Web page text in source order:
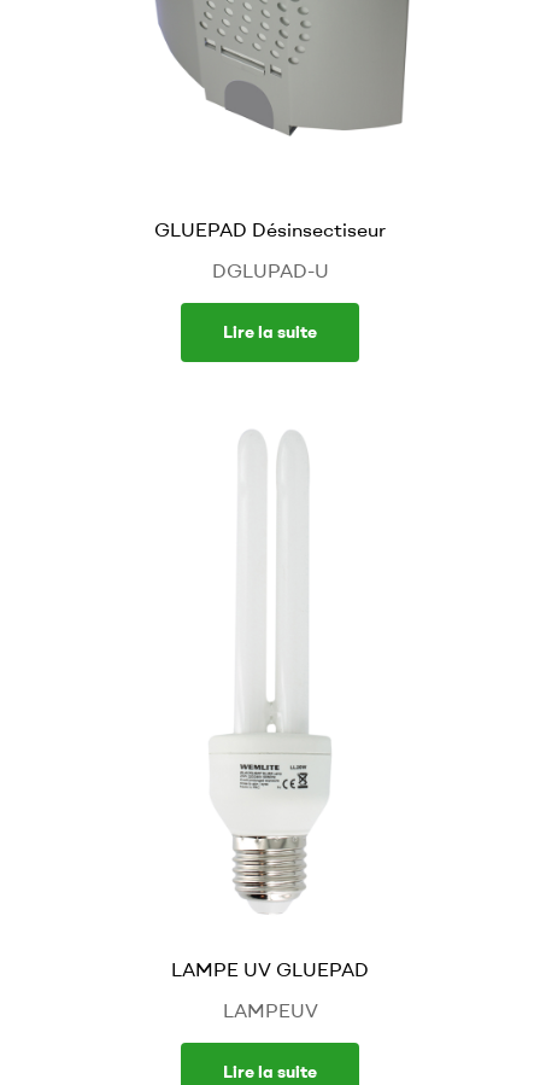
GLUEPAD Désinsectiseur
DGLUPAD-U
Lire la suite
LAMPE UV GLUEPAD
LAMPEUV
Lire la suite